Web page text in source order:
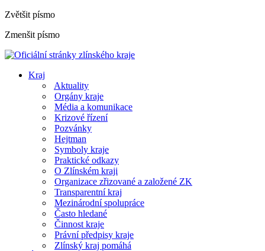
Zvětšit písmo
Zmenšit písmo
Kraj
Aktuality
Orgány kraje
Média a komunikace
Krizové řízení
Pozvánky
Hejtman
Symboly kraje
Praktické odkazy
O Zlínském kraji
Organizace zřizované a založené ZK
Transparentní kraj
Mezinárodní spolupráce
Často hledané
Činnost kraje
Právní předpisy kraje
Zlínský kraj pomáhá